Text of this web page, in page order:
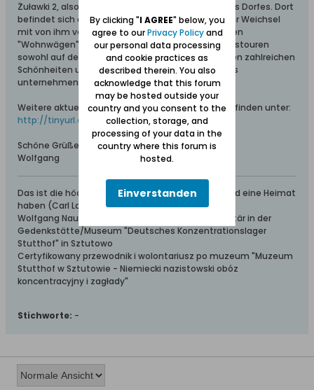
Żuławki 2, also Haus Nr.2
am nördlichen Ende des Dorfes. Dort
befindet sich ein großes Areal direkt an der Elbinger Weichsel
mit von ihm vermieteten komfortablen stationären
"Wohnwägen". Von hier aus lassen sich ideal Tagestouren
sowohl auf dem Wasser als auch per Fahrrad zu den zahlreichen
Schönheiten und Sehenswürdigkeiten des Werders
unternehmen."
Weitere aktuelle Informationen und Fotos sind zu finden unter:
http://tinyurl.com/kclk5o8
Schöne Grüße aus dem Werder
Wolfgang
Das ist die höchste aller Gaben: Geborgen sein und eine Heimat
haben (Carl Lange)
Wolfgang Naujocks: Zertifizierter Führer und Volontär in der
Gedenkstätte/Museum "Deutsches Konzentrationslager
Stutthof" in Sztutowo
Certyfikowany przewodnik i wolontariusz po muzeum "Muzeum
Stutthof w Sztutowie - Niemiecki nazistowski obóz
koncentracyjny i zagłady"
Stichworte: -
By clicking "I AGREE" below, you
agree to ourPrivacy Policyand
our personal data processing
and cookie practices as
described therein. You also
acknowledge that this forum
may be hosted outside your
country and you consent to the
collection, storage, and
processing of your data in the
country where this forum is
hosted.
Einverstanden